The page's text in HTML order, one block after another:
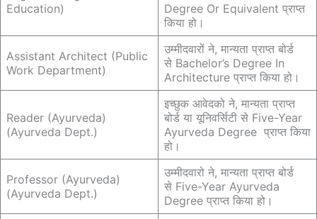
Education)
Degree Or Equivalent प्राप्त
किया हो।
Assistant Architect (Public
Work Department)
उम्मीदवारों ने, मान्यता प्राप्त बोर्ड
से Bachelor’s Degree In
Architecture प्राप्त किया हो।
Reader (Ayurveda)
(Ayurveda Dept.)
इच्छुक आवेदको ने, मान्यता प्राप्त
बोर्ड या यूनिवर्सिटी से Five-Year
Ayurveda Degree प्राप्त किया
हो।
Professor (Ayurveda)
(Ayurveda Dept.)
उम्मीदवारो ने, मान्यता प्राप्त बोर्ड
से Five-Year Ayurveda
Degree प्राप्त किया हो।